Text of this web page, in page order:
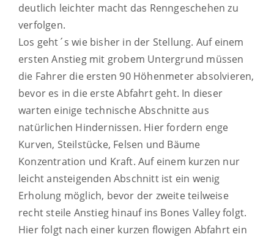
deutlich leichter macht das Renngeschehen zu
verfolgen.
Los geht´s wie bisher in der Stellung. Auf einem
ersten Anstieg mit grobem Untergrund müssen
die Fahrer die ersten 90 Höhenmeter absolvieren,
bevor es in die erste Abfahrt geht. In dieser
warten einige technische Abschnitte aus
natürlichen Hindernissen. Hier fordern enge
Kurven, Steilstücke, Felsen und Bäume
Konzentration und Kraft. Auf einem kurzen nur
leicht ansteigenden Abschnitt ist ein wenig
Erholung möglich, bevor der zweite teilweise
recht steile Anstieg hinauf ins Bones Valley folgt.
Hier folgt nach einer kurzen flowigen Abfahrt ein